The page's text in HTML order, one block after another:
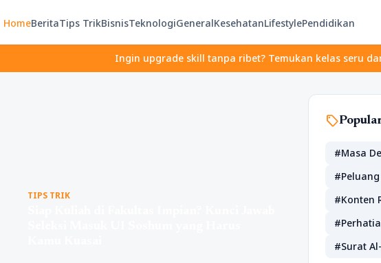
HomeBeritaTips TrikBisnisTeknologiGeneralKesehatanLifestylePendidikan
Ingin upgrade skill tanpa ribet? Temukan kelas seru dan materi
TIPS TRIK
sell
#Masa
#Konten
#Surat